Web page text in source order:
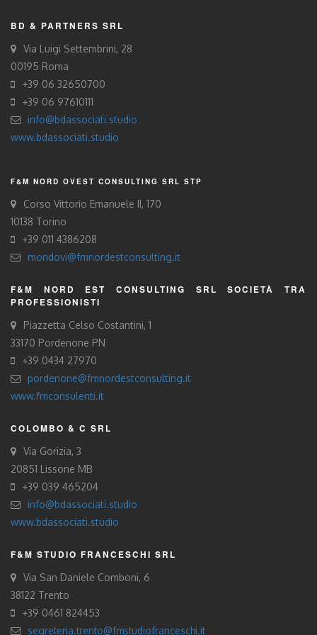
BD & PARTNERS SRL
Via Luigi Settembrini, 28
00195 Roma
+39 06 32650700
+39 06 97610111
info@bdassociati.studio
www.bdassociati.studio
F&M NORD OVEST CONSULTING SRL STP
Corso Vittorio Emanuele II, 170
10138 Torino
+39 011 4386208
mondovi@fmnordestconsulting.it
F&M NORD EST CONSULTING SRL SOCIETÀ TRA
PROFESSIONISTI
Piazzetta Celso Costantini, 1
33170 Pordenone PN
+39 0434 27970
pordenone@fmnordestconsulting.it
www.fmconsulenti.it
COLOMBO & C SRL
Via Gorizia, 3
20851 Lissone MB
+39 039 465204
info@bdassociati.studio
www.bdassociati.studio
F&M STUDIO FRANCESCHI SRL
Via San Daniele Comboni, 6
38122 Trento
+39 0461 824453
segreteria.trento@fmstudiofranceschi.it